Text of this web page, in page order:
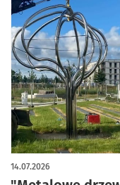
14.07.2026